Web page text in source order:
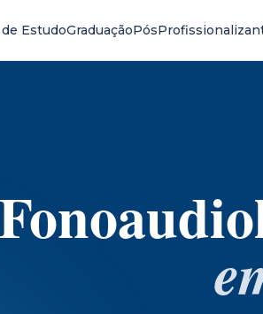
EstudoGraduaçãoPós